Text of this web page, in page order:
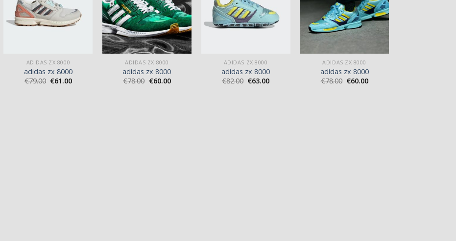
ADIDAS ZX 8000
adidas zx 8000
€79.00 €61.00
ADIDAS ZX 8000
adidas zx 8000
€78.00 €60.00
ADIDAS ZX 8000
adidas zx 8000
€82.00 €63.00
ADIDAS ZX 8000
adidas zx 8000
€78.00 €60.00